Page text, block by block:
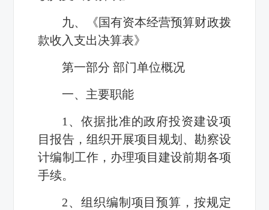
九、《国有资本经营预算财政拨
款收入支出决算表》
第一部分 部门单位概况
一、主要职能
1、依据批准的政府投资建设项
目报告，组织开展项目规划、勘察设
计编制工作，办理项目建设前期各项
手续。
2、组织编制项目预算，按规定